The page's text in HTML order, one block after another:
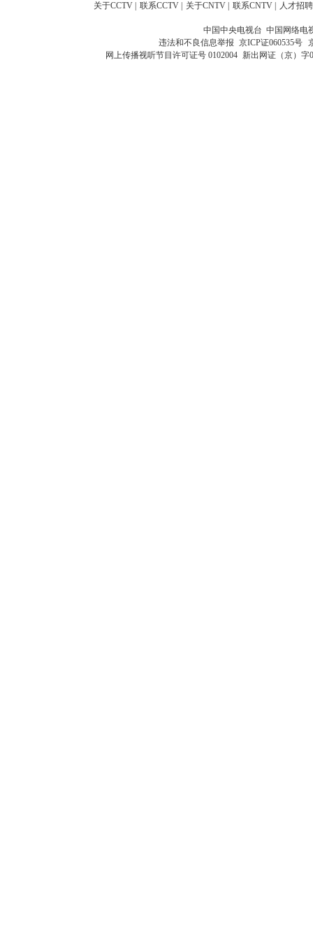
关于CCTV 联系CCTV 关于CNTV 联系CNTV 人才招聘
中国中央电视台 中国网络电
违法和不良信息举报 京ICP证060535号
网上传播视听节目许可证号 0102004 新出网证（京）